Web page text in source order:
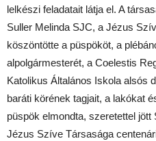
lelkészi feladatait látja el. A
Suller Melinda SJC, a Jézus
köszöntötte a püspököt, a
alpolgármesterét, a Coelestis
Katolikus Általános Iskola alsós
baráti körének tagjait, a lakókat
püspök elmondta, szeretettel
Jézus Szíve Társasága